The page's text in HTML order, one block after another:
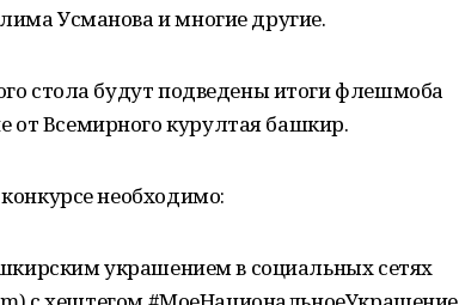
Усманова и многие другие.
стола будут подведены итоги флешмоба
Всемирного курултая башкир.
необходимо:
украшением в социальных сетях